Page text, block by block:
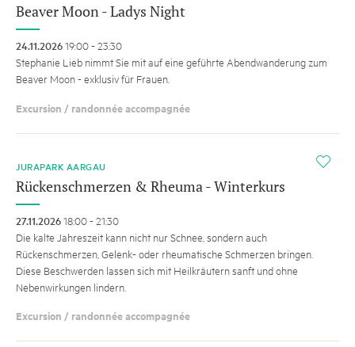
Beaver Moon - Ladys Night
24.11.202619:00 - 23:30
Stephanie Lieb nimmt Sie mit auf eine geführte Abendwanderung zum
Beaver Moon - exklusiv für Frauen.
Excursion / randonnée accompagnée
i
JURAPARK AARGAU
Rückenschmerzen & Rheuma - Winterkurs
27.11.202618:00 - 21:30
Die kalte Jahreszeit kann nicht nur Schnee, sondern auch
Rückenschmerzen, Gelenk- oder rheumatische Schmerzen bringen.
Diese Beschwerden lassen sich mit Heilkräutern sanft und ohne
Nebenwirkungen lindern.
Excursion / randonnée accompagnée